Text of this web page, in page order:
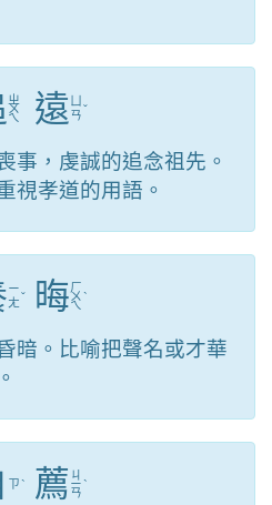
ㄓ
ㄨ
ㄟ 遠 ㄢˇ
事，虔誠的追念祖先。
視孝道的用語。
ㄧ
ㄤˇ 晦ㄏ
ㄨ
ㄟ
ˋ
暗。比喻把聲名或才華
ㄗˋ 薦 ㄐ
ㄧ
ㄢ
ˋ